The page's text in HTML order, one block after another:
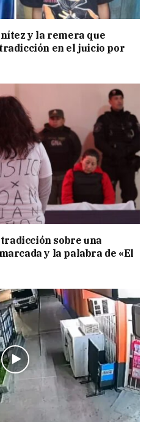
y la remera que
en el juicio por
sobre una
y la palabra de «El